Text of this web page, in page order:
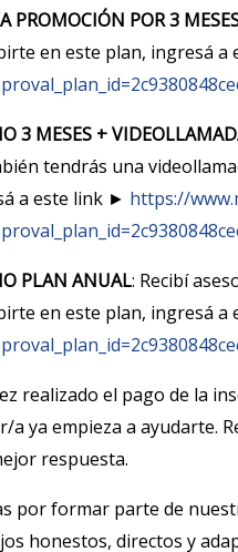
PROMOCIÓN POR 3
en este plan, ingresá a
3 MESES +
tendrás una
a este link ► https://
PLAN ANUAL: Recibí
en este plan, ingresá a
realizado el pago de la
a ya empieza a ayudarte.
respuesta.
por formar parte de
honestos, directos y